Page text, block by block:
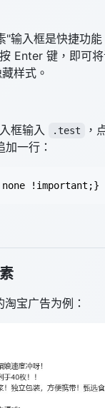
"输入框是快捷功
Enter 键，即可
样式。
框输入
.test
，
一行：
宝广告为例：